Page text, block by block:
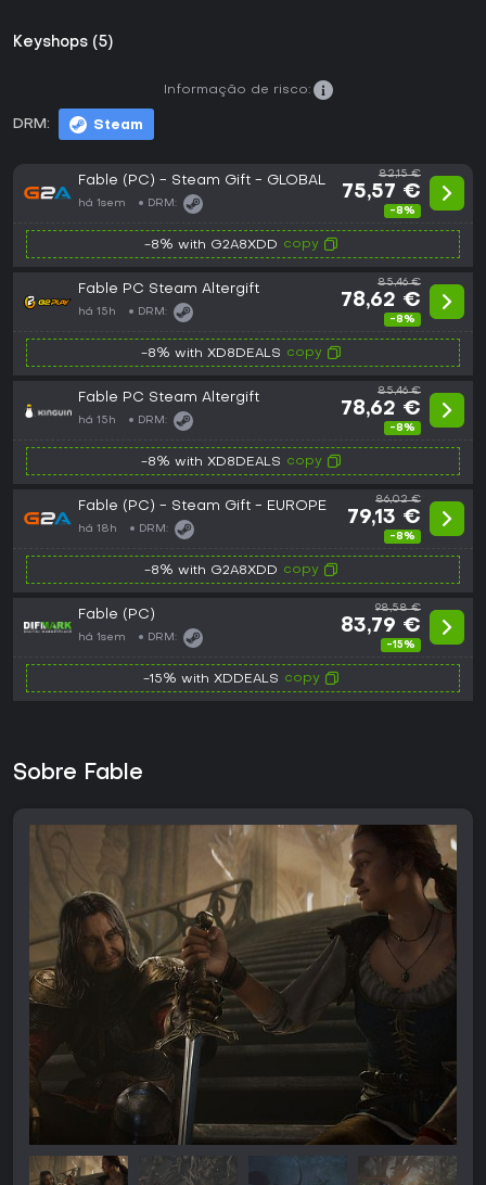
Keyshops (5)
DRM: Steam
Informação de risco:
Fable (PC) - Steam Gift - GLOBAL
há 1sem DRM:
82,15 €
75,57 €
-8%
-8% with G2A8XDD copy
Fable PC Steam Altergift
há 15h DRM:
85,46 €
78,62 €
-8%
-8% with XD8DEALS copy
Fable PC Steam Altergift
há 15h DRM:
85,46 €
78,62 €
-8%
-8% with XD8DEALS copy
Fable (PC) - Steam Gift - EUROPE
há 18h DRM:
86,02 €
79,13 €
-8%
-8% with G2A8XDD copy
Fable (PC)
há 1sem DRM:
98,58 €
83,79 €
-15%
-15% with XDDEALS copy
Sobre Fable